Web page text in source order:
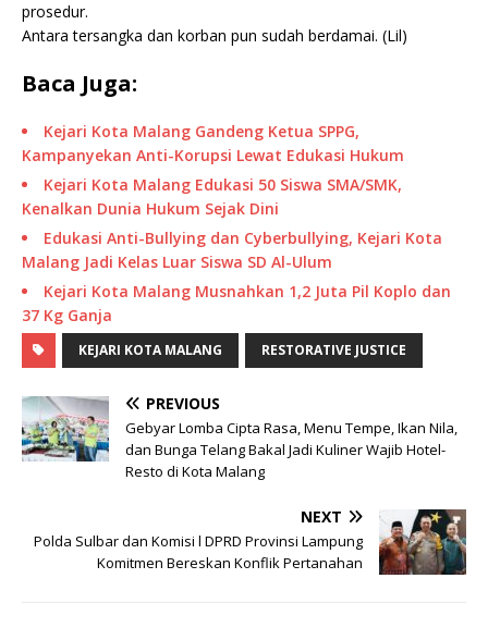
prosedur.
Antara tersangka dan korban pun sudah berdamai. (Lil)
Baca Juga:
Kejari Kota Malang Gandeng Ketua SPPG,
Kampanyekan Anti-Korupsi Lewat Edukasi Hukum
Kejari Kota Malang Edukasi 50 Siswa SMA/SMK,
Kenalkan Dunia Hukum Sejak Dini
Edukasi Anti-Bullying dan Cyberbullying, Kejari Kota
Malang Jadi Kelas Luar Siswa SD Al-Ulum
Kejari Kota Malang Musnahkan 1,2 Juta Pil Koplo dan
37 Kg Ganja
KEJARI KOTA MALANG RESTORATIVE JUSTICE
PREVIOUS
Gebyar Lomba Cipta Rasa, Menu Tempe, Ikan Nila,
dan Bunga Telang Bakal Jadi Kuliner Wajib Hotel-
Resto di Kota Malang
NEXT
Polda Sulbar dan Komisi l DPRD Provinsi Lampung
Komitmen Bereskan Konflik Pertanahan